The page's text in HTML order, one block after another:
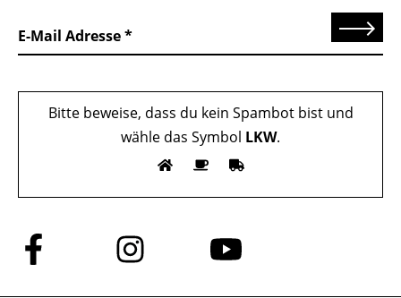
E-Mail Adresse Senden
Bitte beweise, dass du kein Spambot bist und
wähle das Symbol LKW.
Folge
uns
auf
Folge
uns
auf
Folge
auf